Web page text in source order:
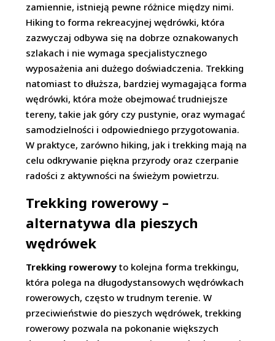
zamiennie, istnieją pewne różnice między nimi.
Hiking to forma rekreacyjnej wędrówki, która
zazwyczaj odbywa się na dobrze oznakowanych
szlakach i nie wymaga specjalistycznego
wyposażenia ani dużego doświadczenia. Trekking
natomiast to dłuższa, bardziej wymagająca forma
wędrówki, która może obejmować trudniejsze
tereny, takie jak góry czy pustynie, oraz wymagać
samodzielności i odpowiedniego przygotowania.
W praktyce, zarówno hiking, jak i trekking mają na
celu odkrywanie piękna przyrody oraz czerpanie
radości z aktywności na świeżym powietrzu.
Trekking rowerowy –
alternatywa dla pieszych
wędrówek
Trekking rowerowy to kolejna forma trekkingu,
która polega na długodystansowych wędrówkach
rowerowych, często w trudnym terenie. W
przeciwieństwie do pieszych wędrówek, trekking
rowerowy pozwala na pokonanie większych